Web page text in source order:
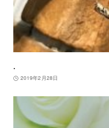
.
2019年2月28日